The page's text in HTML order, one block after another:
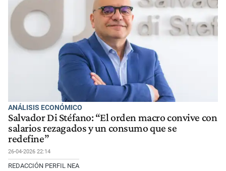
ANÁLISIS ECONÓMICO
Salvador Di Stéfano: “El orden macro convive con
salarios rezagados y un consumo que se
redefine”
26-04-2026 22:14
REDACCIÓN PERFIL NEA